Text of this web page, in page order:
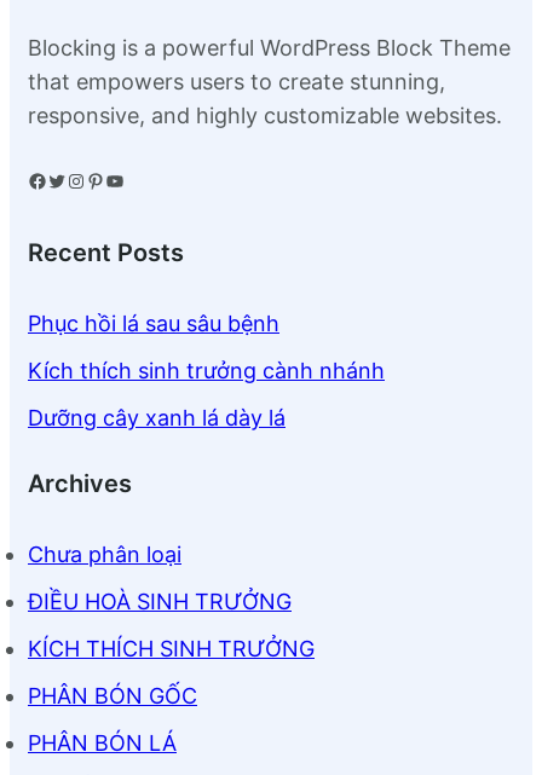
Blocking is a powerful WordPress Block Theme
that empowers users to create stunning,
responsive, and highly customizable websites.
Facebook Twitter Instagram Pinterest YouTube
Recent Posts
Phục hồi lá sau sâu bệnh
Kích thích sinh trưởng cành nhánh
Dưỡng cây xanh lá dày lá
Archives
Chưa phân loại
ĐIỀU HOÀ SINH TRƯỞNG
KÍCH THÍCH SINH TRƯỞNG
PHÂN BÓN GỐC
PHÂN BÓN LÁ